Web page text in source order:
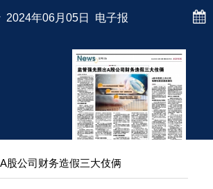
2024年06月05日 电子报
股公司财务造假三大伎俩